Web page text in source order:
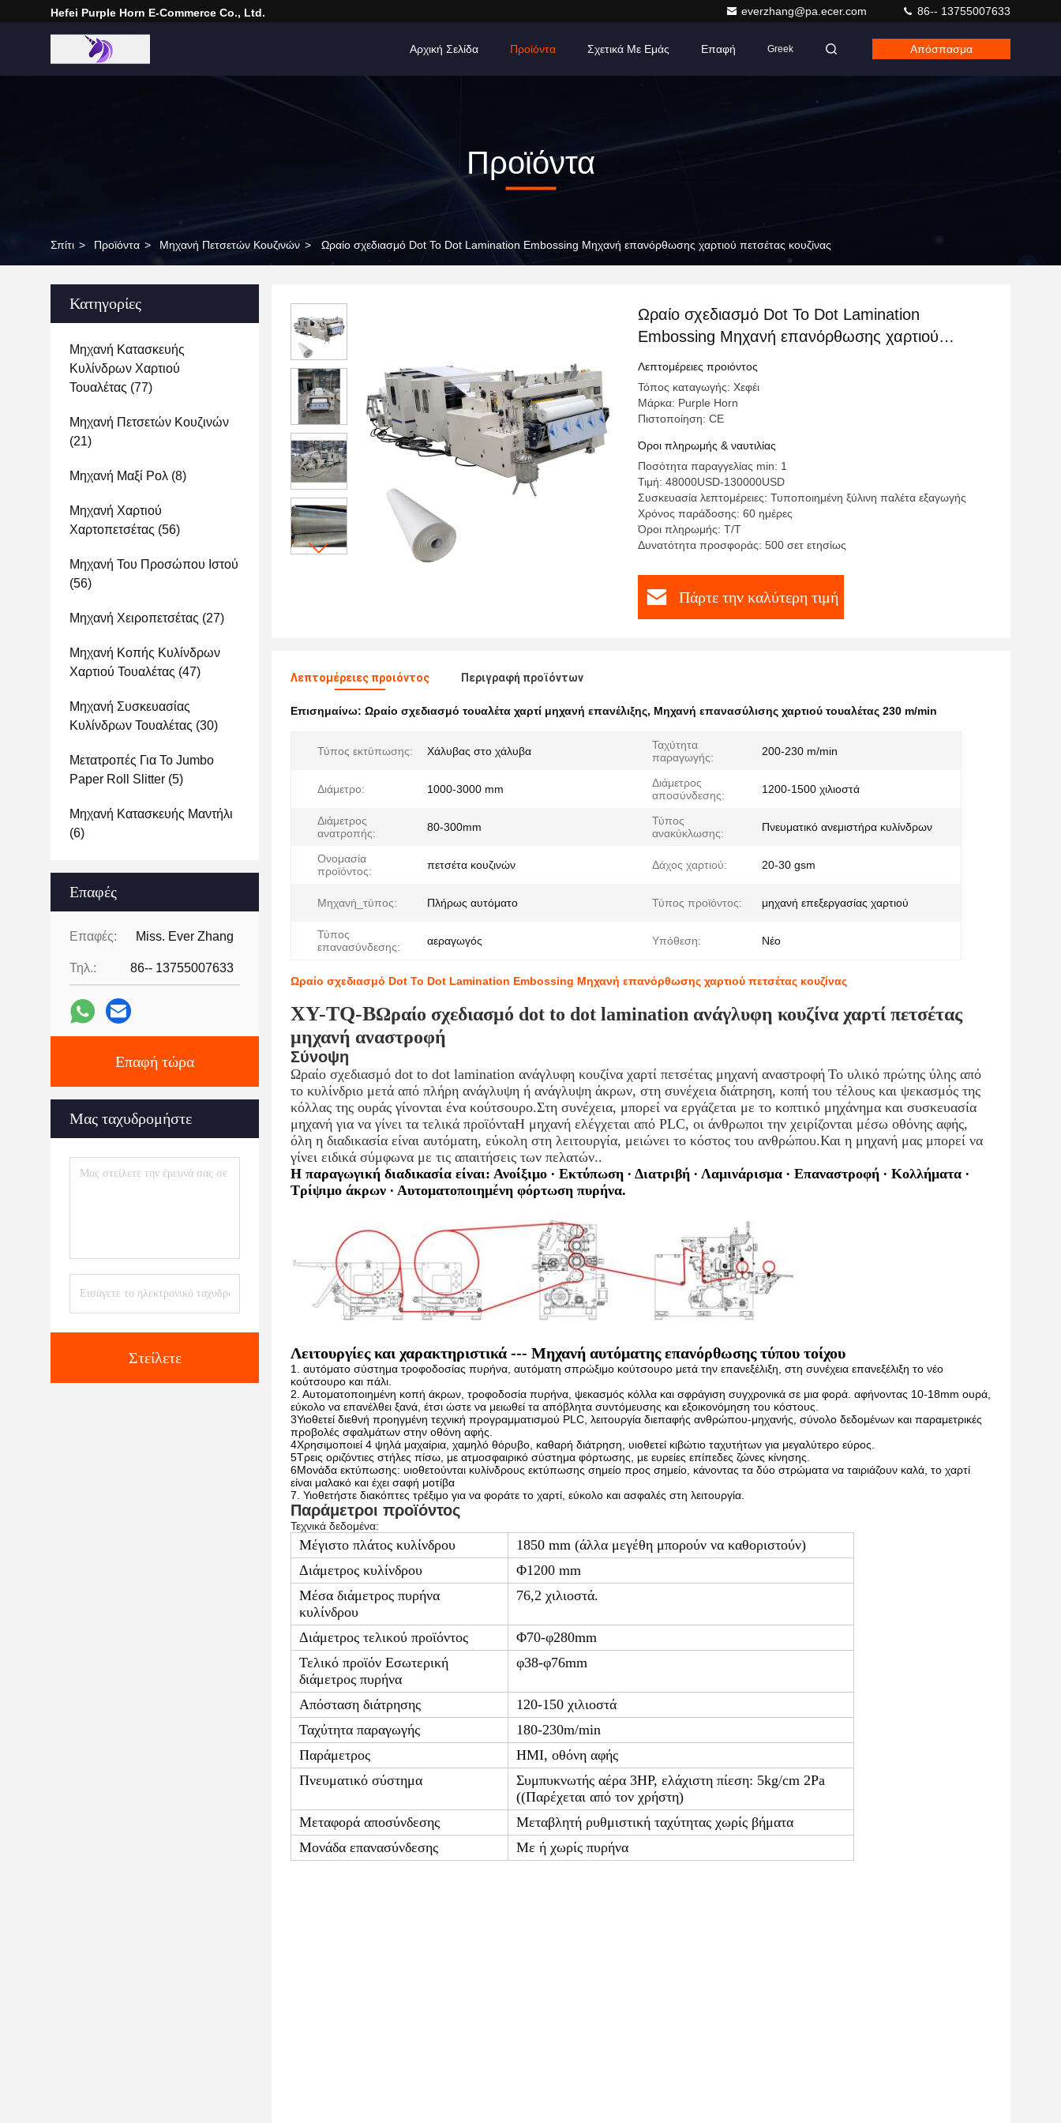
Hefei Purple Horn E-Commerce Co., Ltd. everzhang@pa.ecer.com 86-- 13755007633
Αρχική Σελίδα Προϊόντα Σχετικά Με Εμάς Επαφή Greek Απόσπασμα
Προϊόντα
Σπίτι > Προϊόντα > Μηχανή Πετσετών Κουζινών > Ωραίο σχεδιασμό Dot To Dot Lamination Embossing Μηχανή επανόρθωσης χαρτιού πετσέτας κουζίνας
Κατηγορίες
Μηχανή Κατασκευής
Κυλίνδρων Χαρτιού
Τουαλέτας (77)
Μηχανή Πετσετών Κουζινών
(21)
Μηχανή Μαξί Ρολ (8)
Μηχανή Χαρτιού
Χαρτοπετσέτας (56)
Μηχανή Του Προσώπου Ιστού
(56)
Μηχανή Χειροπετσέτας (27)
Μηχανή Κοπής Κυλίνδρων
Χαρτιού Τουαλέτας (47)
Μηχανή Συσκευασίας
Κυλίνδρων Τουαλέτας (30)
Μετατροπές Για Το Jumbo
Paper Roll Slitter (5)
Μηχανή Κατασκευής Μαντήλι
(6)
Επαφές
Επαφές: Miss. Ever Zhang
Τηλ.: 86-- 13755007633
Επαφή τώρα
Μας ταχυδρομήστε
Στείλετε
Ωραίο σχεδιασμό Dot To Dot Lamination
Embossing Μηχανή επανόρθωσης χαρτιού
πετσέτας κουζίνας
Λεπτομέρειες προιόντος
Τόπος καταγωγής: Χεφέι
Μάρκα: Purple Horn
Πιστοποίηση: CE
Όροι πληρωμής & ναυτιλίας
Ποσότητα παραγγελίας min: 1
Τιμή: 48000USD-130000USD
Συσκευασία λεπτομέρειες: Τυποποιημένη ξύλινη παλέτα εξαγωγής
Χρόνος παράδοσης: 60 ημέρες
Όροι πληρωμής: Τ/Τ
Δυνατότητα προσφοράς: 500 σετ ετησίως
Πάρτε την καλύτερη τιμή
Λεπτομέρειες προιόντος Περιγραφή προϊόντων
Επισημαίνω: Ωραίο σχεδιασμό τουαλέτα χαρτί μηχανή επανέλιξης, Μηχανή επανασύλισης χαρτιού τουαλέτας 230 m/min
Τύπος εκτύπωσης: Χάλυβας στο χάλυβα
Ταχύτητα
παραγωγής:
200-230 m/min
Διάμετρο: 1000-3000 mm
Διάμετρος
αποσύνδεσης:
1200-1500 χιλιοστά
Διάμετρος
ανατροπής:
80-300mm
Τύπος
ανακύκλωσης:
Πνευματικό ανεμιστήρα κυλίνδρων
Ονομασία
προϊόντος:
πετσέτα κουζινών Δάχος χαρτιού: 20-30 gsm
Μηχανή_τύπος: Πλήρως αυτόματο Τύπος προϊόντος: μηχανή επεξεργασίας χαρτιού
Τύπος
επανασύνδεσης:
αεραγωγός Υπόθεση: Νέο
Ωραίο σχεδιασμό Dot To Dot Lamination Embossing Μηχανή επανόρθωσης χαρτιού πετσέτας κουζίνας
XY-TQ-BΩραίο σχεδιασμό dot to dot lamination ανάγλυφη κουζίνα χαρτί πετσέτας
μηχανή αναστροφή
Σύνοψη
Ωραίο σχεδιασμό dot to dot lamination ανάγλυφη κουζίνα χαρτί πετσέτας μηχανή αναστροφή Το υλικό πρώτης ύλης από
το κυλίνδριο μετά από πλήρη ανάγλυψη ή ανάγλυψη άκρων, στη συνέχεια διάτρηση, κοπή του τέλους και ψεκασμός της
κόλλας της ουράς γίνονται ένα κούτσουρο.Στη συνέχεια, μπορεί να εργάζεται με το κοπτικό μηχάνημα και συσκευασία
μηχανή για να γίνει τα τελικά προϊόνταΗ μηχανή ελέγχεται από PLC, οι άνθρωποι την χειρίζονται μέσω οθόνης αφής,
όλη η διαδικασία είναι αυτόματη, εύκολη στη λειτουργία, μειώνει το κόστος του ανθρώπου.Και η μηχανή μας μπορεί να
γίνει ειδικά σύμφωνα με τις απαιτήσεις των πελατών..
Η παραγωγική διαδικασία είναι: Ανοίξιμο ∙ Εκτύπωση ∙ Διατριβή ∙ Λαμινάρισμα ∙ Επαναστροφή ∙ Κολλήματα ∙
Τρίψιμο άκρων ∙ Αυτοματοποιημένη φόρτωση πυρήνα.